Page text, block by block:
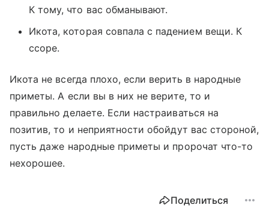
К тому, что вас обманывают.
Икота, которая совпала с падением вещи. К
ссоре.
Икота не всегда плохо, если верить в народные
приметы. А если вы в них не верите, то и
правильно делаете. Если настраиваться на
позитив, то и неприятности обойдут вас стороной,
пусть даже народные приметы и пророчат что-то
нехорошее.
Поделиться